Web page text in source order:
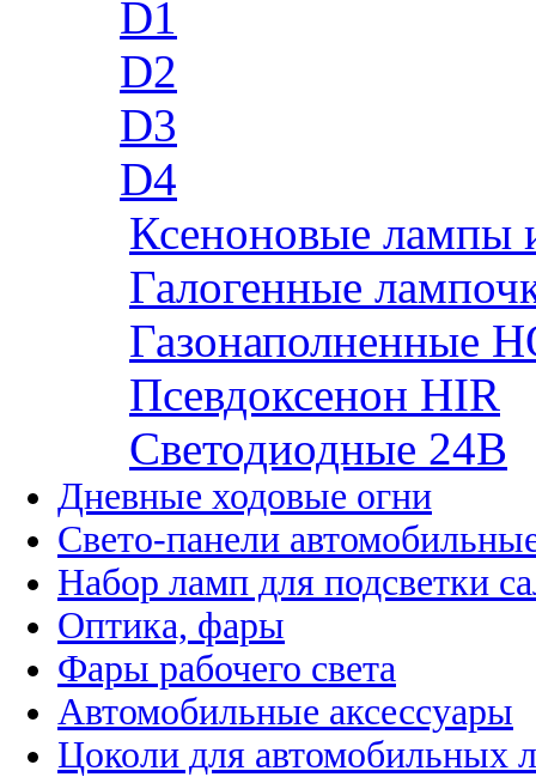
D1
D2
D3
D4
Ксеноновые лампы
Галогенные
Газонаполненные
Псевдоксенон HIR
Cветодиодные 24B
Дневные ходовые огни
Свето-панели
Набор ламп для подсветки
Оптика, фары
Фары рабочего света
Автомобильные аксессуары
Цоколи для автомобильных